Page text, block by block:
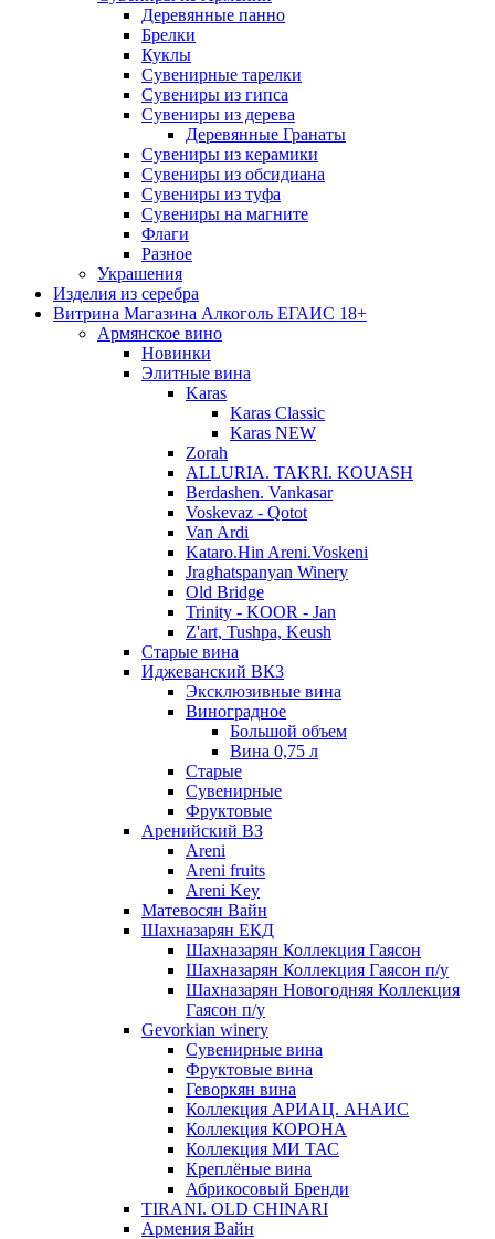
Деревянные панно
Брелки
Куклы
Сувенирные тарелки
Сувениры из гипса
Сувениры из дерева
Деревянные Гранаты
Сувениры из керамики
Сувениры из обсидиана
Сувениры из туфа
Сувениры на магните
Флаги
Разное
Украшения
Изделия из серебра
Витрина Магазина Алкоголь ЕГАИС 18+
Армянское вино
Новинки
Элитные вина
Karas
Karas Classic
Karas NEW
Zorah
ALLURIA. TAKRI. KOUASH
Berdashen. Vankasar
Voskevaz - Qotot
Van Ardi
Kataro.Hin Areni.Voskeni
Jraghatspanyan Winery
Old Bridge
Trinity - KOOR - Jan
Z'art, Tushpa, Keush
Старые вина
Иджеванский ВК3
Эксклюзивные вина
Виноградное
Большой объем
Вина 0,75 л
Старые
Сувенирные
Фруктовые
Аренийский ВЗ
Areni
Areni fruits
Areni Key
Матевосян Вайн
Шахназарян ЕКД
Шахназарян Коллекция Гаясон
Шахназарян Коллекция Гаясон п/у
Шахназарян Новогодняя Коллекция
Гаясон п/у
Gevorkian winery
Сувенирные вина
Фруктовые вина
Геворкян вина
Коллекция АРИАЦ. АНАИС
Коллекция КОРОНА
Коллекция МИ ТАС
Креплёные вина
Абрикосовый Бренди
TIRANI. OLD CHINARI
Армения Вайн